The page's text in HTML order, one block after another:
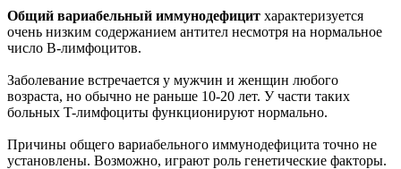
Общий вариабельный иммунодефицит характеризуется
очень низким содержанием антител несмотря на нормальное
число B-лимфоцитов.
Заболевание встречается у мужчин и женщин любого
возраста, но обычно не раньше 10-20 лет. У части таких
больных T-лимфоциты функционируют нормально.
Причины общего вариабельного иммунодефицита точно не
установлены. Возможно, играют роль генетические факторы.